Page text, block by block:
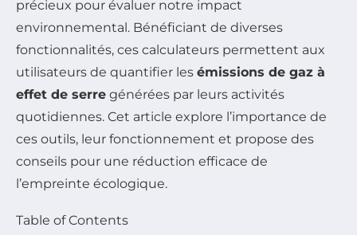
précieux pour évaluer notre impact
environnemental. Bénéficiant de diverses
fonctionnalités, ces calculateurs permettent aux
utilisateurs de quantifier les émissions de gaz à
effet de serre générées par leurs activités
quotidiennes. Cet article explore l’importance de
ces outils, leur fonctionnement et propose des
conseils pour une réduction efficace de
l’empreinte écologique.
Table of Contents